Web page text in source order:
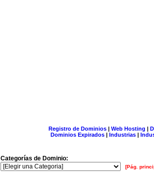
Registro de Dominios| Web Hosting |
Dominios Expirados | Industrias |
Categorías de Dominio:
[Pág.